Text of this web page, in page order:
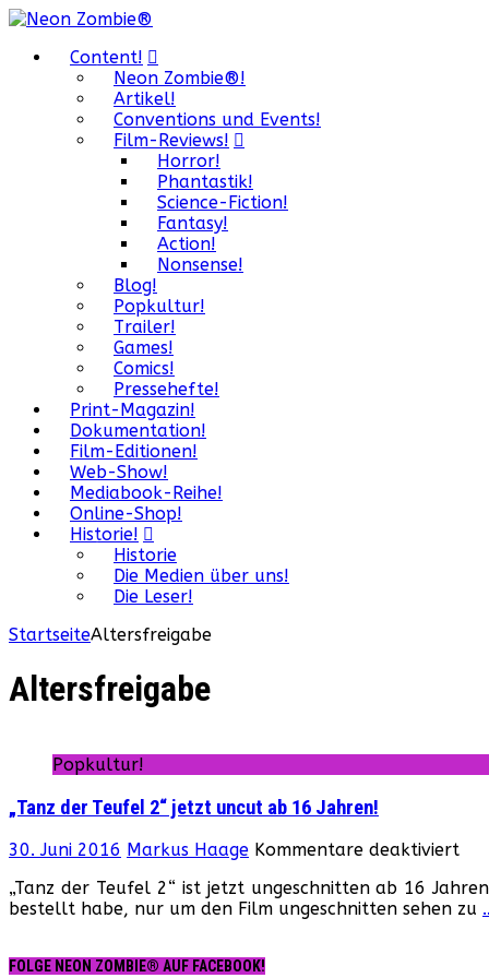
Content!
Neon Zombie®!
Artikel!
Conventions und Events!
Film-Reviews!
Horror!
Phantastik!
Science-Fiction!
Fantasy!
Action!
Nonsense!
Blog!
Popkultur!
Trailer!
Games!
Comics!
Pressehefte!
Print-Magazin!
Dokumentation!
Film-Editionen!
Web-Show!
Mediabook-Reihe!
Online-Shop!
Historie!
Historie
Die Medien über uns!
Die Leser!
StartseiteAltersfreigabe
Altersfreigabe
Popkultur!
„Tanz der Teufel 2“ jetzt uncut ab 16 Jahren!
30. Juni 2016 Markus Haage Kommentare deaktiviertfür
der
„Tanz der Teufel 2“ ist jetzt ungeschnitten ab 16
bestellt habe, nur um den Film ungeschnitten sehen zu
FOLGE NEON ZOMBIE® AUF FACEBOOK!